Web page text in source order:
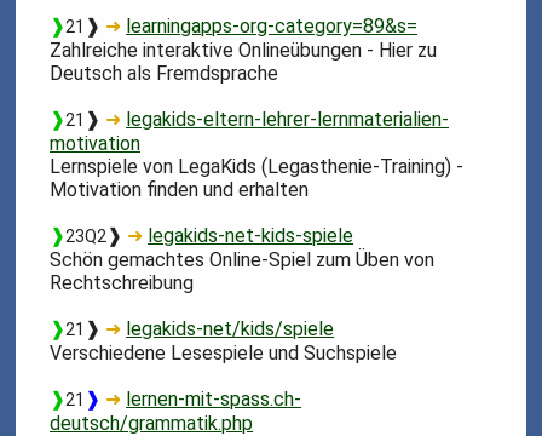
❱21 ❱ ➜ learningapps-org-category=89&s=
Zahlreiche interaktive Onlineübungen - Hier zu
Deutsch als Fremdsprache
❱21 ❱ ➜ legakids-eltern-lehrer-lernmaterialien-
motivation
Lernspiele von LegaKids (Legasthenie-Training) -
Motivation finden und erhalten
❱23Q2 ❱ ➜ legakids-net-kids-spiele
Schön gemachtes Online-Spiel zum Üben von
Rechtschreibung
❱21 ❱ ➜ legakids-net/kids/spiele
Verschiedene Lesespiele und Suchspiele
❱21 ❱ ➜ lernen-mit-spass.ch-
deutsch/grammatik.php